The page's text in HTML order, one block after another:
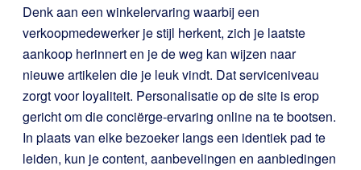
Denk aan een winkelervaring waarbij een
verkoopmedewerker je stijl herkent, zich je laatste
aankoop herinnert en je de weg kan wijzen naar
nieuwe artikelen die je leuk vindt. Dat serviceniveau
zorgt voor loyaliteit. Personalisatie op de site is erop
gericht om die conciërge-ervaring online na te bootsen.
In plaats van elke bezoeker langs een identiek pad te
leiden, kun je content, aanbevelingen en aanbiedingen